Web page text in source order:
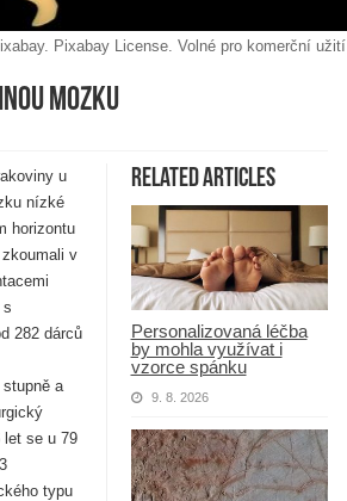
Pixabay License. Volné pro komerční užití
mozku
Related Articles
Personalizovaná léčba
by mohla využívat i
vzorce spánku
9. 8. 2026
u
nízké
horizontu
v
s
282 dárců
a
let se u 79
typu